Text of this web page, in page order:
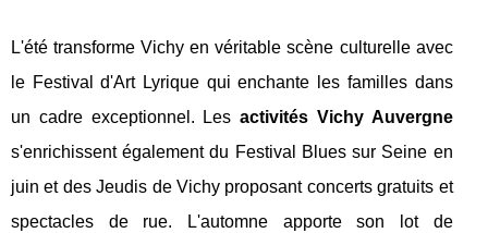
L'été transforme Vichy en véritable scène culturelle avec
le Festival d'Art Lyrique qui enchante les familles dans
un cadre exceptionnel. Lesactivités Vichy Auvergne
s'enrichissent également du Festival Blues sur Seine en
juin et des Jeudis de Vichy proposant concerts gratuits et
spectacles de rue. L'automne apporte son lot de